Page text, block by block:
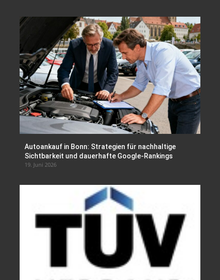
Autoankauf in Bonn: Strategien für nachhaltige
Sichtbarkeit und dauerhafte Google-Rankings
19. Juni 2026